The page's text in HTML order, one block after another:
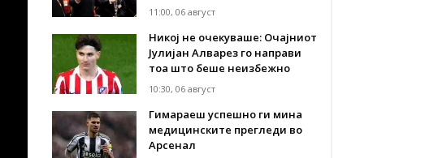
11:00, 06 август
Никој не очекуваше: Очајниот
Јулијан Алварез го направи
тоа што беше неизбежно
10:30, 06 август
Гимараеш успешно ги мина
медицинските прегледи во
Арсенал